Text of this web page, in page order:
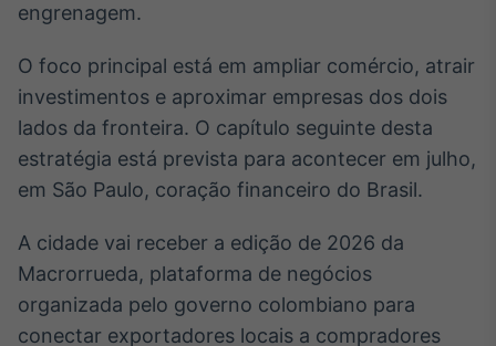
engrenagem.
O foco principal está em ampliar comércio, atrair
investimentos e aproximar empresas dos dois
lados da fronteira. O capítulo seguinte desta
estratégia está prevista para acontecer em julho,
em São Paulo, coração financeiro do Brasil.
A cidade vai receber a edição de 2026 da
Macrorrueda, plataforma de negócios
organizada pelo governo colombiano para
conectar exportadores locais a compradores